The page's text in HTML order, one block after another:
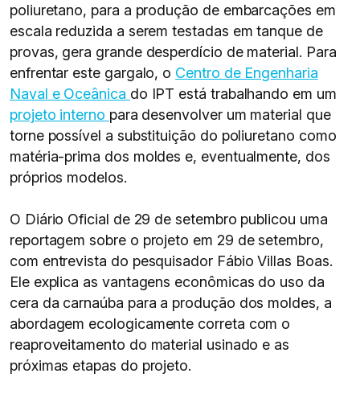
poliuretano, para a produção de embarcações em
escala reduzida a serem testadas em tanque de
provas, gera grande desperdício de material. Para
enfrentar este gargalo, o Centro de Engenharia
Naval e Oceânica do IPT está trabalhando em um
projeto interno para desenvolver um material que
torne possível a substituição do poliuretano como
matéria-prima dos moldes e, eventualmente, dos
próprios modelos.
O Diário Oficial de 29 de setembro publicou uma
reportagem sobre o projeto em 29 de setembro,
com entrevista do pesquisador Fábio Villas Boas.
Ele explica as vantagens econômicas do uso da
cera da carnaúba para a produção dos moldes, a
abordagem ecologicamente correta com o
reaproveitamento do material usinado e as
próximas etapas do projeto.